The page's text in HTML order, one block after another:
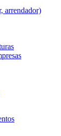
arrendador)